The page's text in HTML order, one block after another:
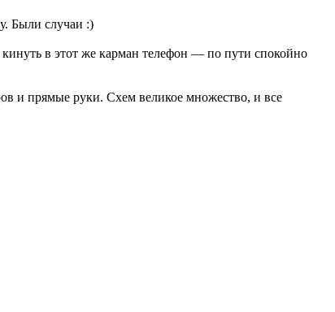
Были случаи :)
в этот же карман телефон — по пути спокойно
и прямые руки. Схем великое множество, и все